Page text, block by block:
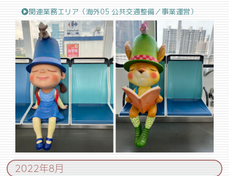
関連業務エリア（海外05 公共交通整備／事業運営）
2022年8月